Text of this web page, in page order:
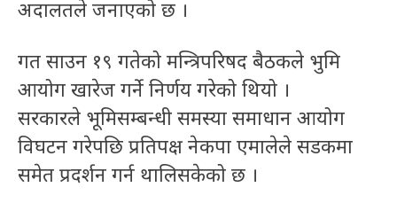
अदालतले जनाएको छ ।
गत साउन १९ गतेको मन्त्रिपरिषद बैठकले भुमि
आयोग खारेज गर्ने निर्णय गरेको थियो ।
सरकारले भूमिसम्बन्धी समस्या समाधान आयोग
विघटन गरेपछि प्रतिपक्ष नेकपा एमालेले सडकमा
समेत प्रदर्शन गर्न थालिसकेको छ ।